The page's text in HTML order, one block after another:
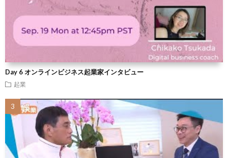
Day 6 オンラインビジネス起業家インタビュー
起業